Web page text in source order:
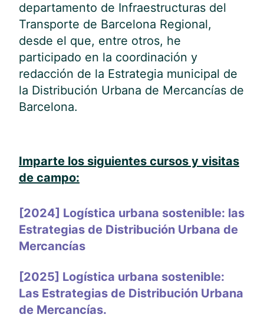
departamento de Infraestructuras del
Transporte de Barcelona Regional,
desde el que, entre otros, he
participado en la coordinación y
redacción de la Estrategia municipal de
la Distribución Urbana de Mercancías de
Barcelona.
Imparte los siguientes cursos y visitas
de campo:
[2024] Logística urbana sostenible: las
Estrategias de Distribución Urbana de
Mercancías
[2025] Logística urbana sostenible:
Las Estrategias de Distribución Urbana
de Mercancías.